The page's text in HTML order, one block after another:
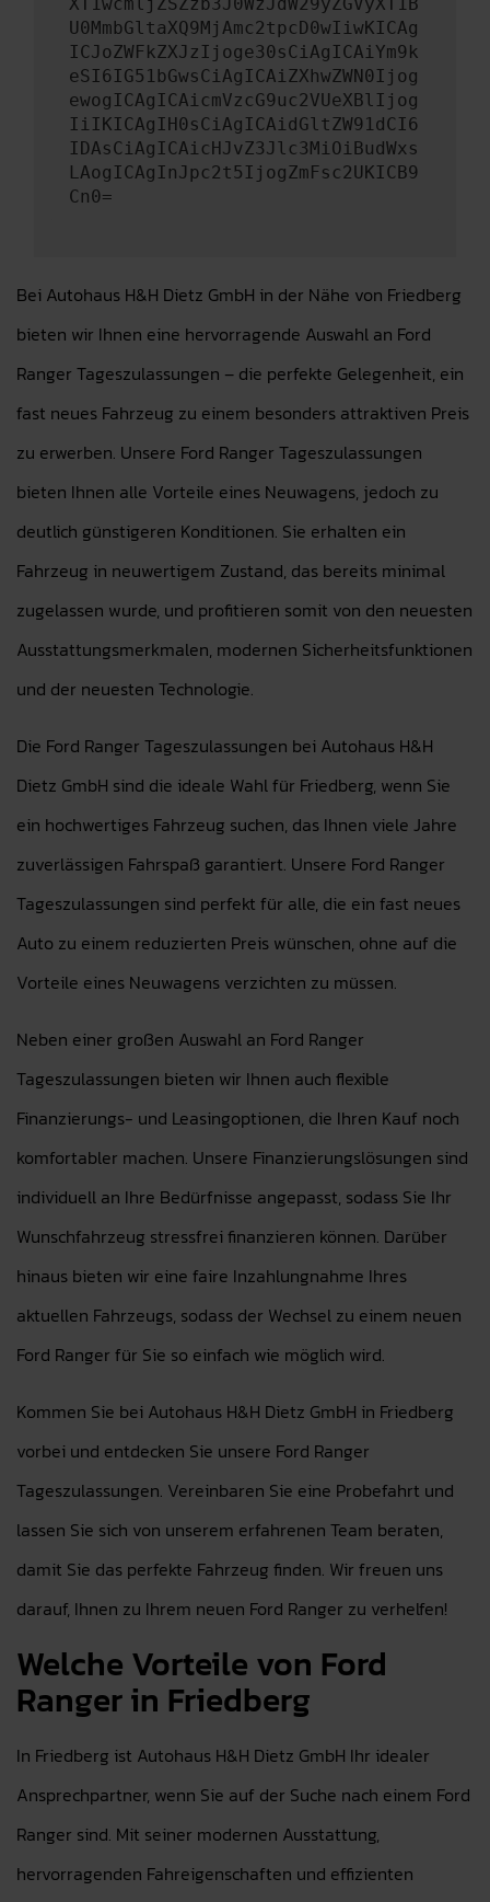
U0MmbGltaXQ9MjAmc2tpcD0wIiwKICAg
ICJoZWFkZXJzIjoge30sCiAgICAiYm9k
eSI6IG51bGwsCiAgICAiZXhwZWN0Ijog
ewogICAgICAicmVzcG9uc2VUeXBlIjog
IiIKICAgIH0sCiAgICAidGltZW91dCI6
IDAsCiAgICAicHJvZ3Jlc3MiOiBudWxs
LAogICAgInJpc2t5IjogZmFsc2UKICB9
Cn0=
Bei Autohaus H&H Dietz GmbH in der Nähe von Friedberg
bieten wir Ihnen eine hervorragende Auswahl an Ford
Ranger Tageszulassungen – die perfekte Gelegenheit, ein
fast neues Fahrzeug zu einem besonders attraktiven Preis
zu erwerben. Unsere Ford Ranger Tageszulassungen
bieten Ihnen alle Vorteile eines Neuwagens, jedoch zu
deutlich günstigeren Konditionen. Sie erhalten ein
Fahrzeug in neuwertigem Zustand, das bereits minimal
zugelassen wurde, und profitieren somit von den neuesten
Ausstattungsmerkmalen, modernen Sicherheitsfunktionen
und der neuesten Technologie.
Die Ford Ranger Tageszulassungen bei Autohaus H&H
Dietz GmbH sind die ideale Wahl für Friedberg, wenn Sie
ein hochwertiges Fahrzeug suchen, das Ihnen viele Jahre
zuverlässigen Fahrspaß garantiert. Unsere Ford Ranger
Tageszulassungen sind perfekt für alle, die ein fast neues
Auto zu einem reduzierten Preis wünschen, ohne auf die
Vorteile eines Neuwagens verzichten zu müssen.
Neben einer großen Auswahl an Ford Ranger
Tageszulassungen bieten wir Ihnen auch flexible
Finanzierungs- und Leasingoptionen, die Ihren Kauf noch
komfortabler machen. Unsere Finanzierungslösungen sind
individuell an Ihre Bedürfnisse angepasst, sodass Sie Ihr
Wunschfahrzeug stressfrei finanzieren können. Darüber
hinaus bieten wir eine faire Inzahlungnahme Ihres
aktuellen Fahrzeugs, sodass der Wechsel zu einem neuen
Ford Ranger für Sie so einfach wie möglich wird.
Kommen Sie bei Autohaus H&H Dietz GmbH in Friedberg
vorbei und entdecken Sie unsere Ford Ranger
Tageszulassungen. Vereinbaren Sie eine Probefahrt und
lassen Sie sich von unserem erfahrenen Team beraten,
damit Sie das perfekte Fahrzeug finden. Wir freuen uns
darauf, Ihnen zu Ihrem neuen Ford Ranger zu verhelfen!
Welche Vorteile von Ford
Ranger in Friedberg
In Friedberg ist Autohaus H&H Dietz GmbH Ihr idealer
Ansprechpartner, wenn Sie auf der Suche nach einem Ford
Ranger sind. Mit seiner modernen Ausstattung,
hervorragenden Fahreigenschaften und effizienten